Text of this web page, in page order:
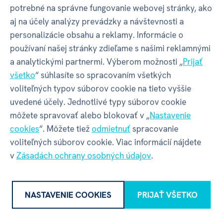
Kód produktu 63912
EAN 8590228096470
Katalógové číslo A5R
Vek
Balenie produktu
Šírka balenia 255 mm
Hĺbka balenia 67 mm
potrebné na správne fungovanie webovej stránky, ako
aj na účely analýzy prevádzky a návštevnosti a
personalizácie obsahu a reklamy. Informácie o
používaní našej stránky zdieľame s našimi reklamnými
a analytickými partnermi. Výberom možnosti „Prijať
všetko“ súhlasíte so spracovaním všetkých
voliteľných typov súborov cookie na tieto vyššie
uvedené účely. Jednotlivé typy súborov cookie
môžete spravovať alebo blokovať v „Nastavenie
cookies“. Môžete tiežodmietnuťspracovanie
voliteľných súborov cookie. Viac informácií nájdete
vZásadách ochrany osobných údajov.
NASTAVENIE COOKIES PRIJAŤ VŠETKO